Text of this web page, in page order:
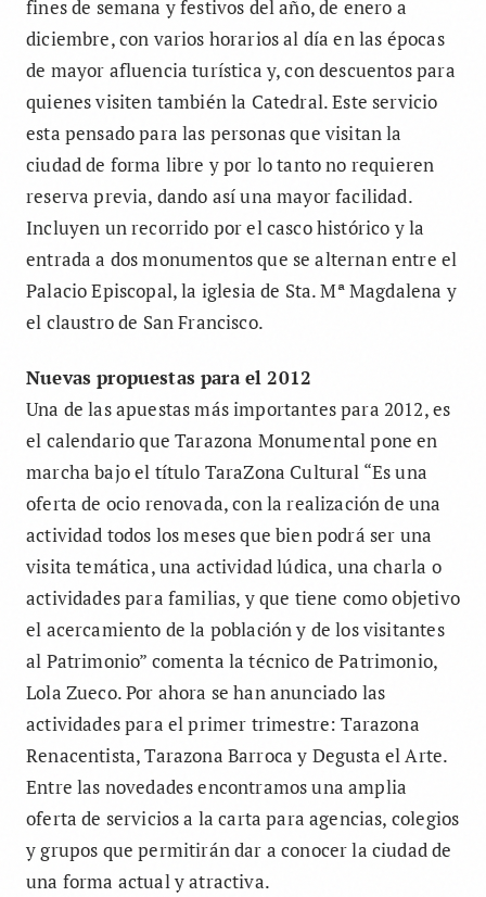
fines de semana y festivos del año, de enero a
diciembre, con varios horarios al día en las épocas
de mayor afluencia turística y, con descuentos para
quienes visiten también la Catedral. Este servicio
esta pensado para las personas que visitan la
ciudad de forma libre y por lo tanto no requieren
reserva previa, dando así una mayor facilidad.
Incluyen un recorrido por el casco histórico y la
entrada a dos monumentos que se alternan entre el
Palacio Episcopal, la iglesia de Sta. Mª Magdalena y
el claustro de San Francisco.
Nuevas propuestas para el 2012
Una de las apuestas más importantes para 2012, es
el calendario que Tarazona Monumental pone en
marcha bajo el título TaraZona Cultural “Es una
oferta de ocio renovada, con la realización de una
actividad todos los meses que bien podrá ser una
visita temática, una actividad lúdica, una charla o
actividades para familias, y que tiene como objetivo
el acercamiento de la población y de los visitantes
al Patrimonio” comenta la técnico de Patrimonio,
Lola Zueco. Por ahora se han anunciado las
actividades para el primer trimestre: Tarazona
Renacentista, Tarazona Barroca y Degusta el Arte.
Entre las novedades encontramos una amplia
oferta de servicios a la carta para agencias, colegios
y grupos que permitirán dar a conocer la ciudad de
una forma actual y atractiva.